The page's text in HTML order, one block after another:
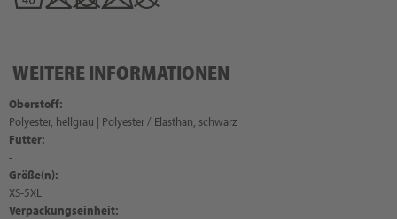
WEITERE INFORMATIONEN
Oberstoff:
Polyester, hellgrau | Polyester / Elasthan, schwarz
Futter:
-
Größe(n):
XS-5XL
Verpackungseinheit: